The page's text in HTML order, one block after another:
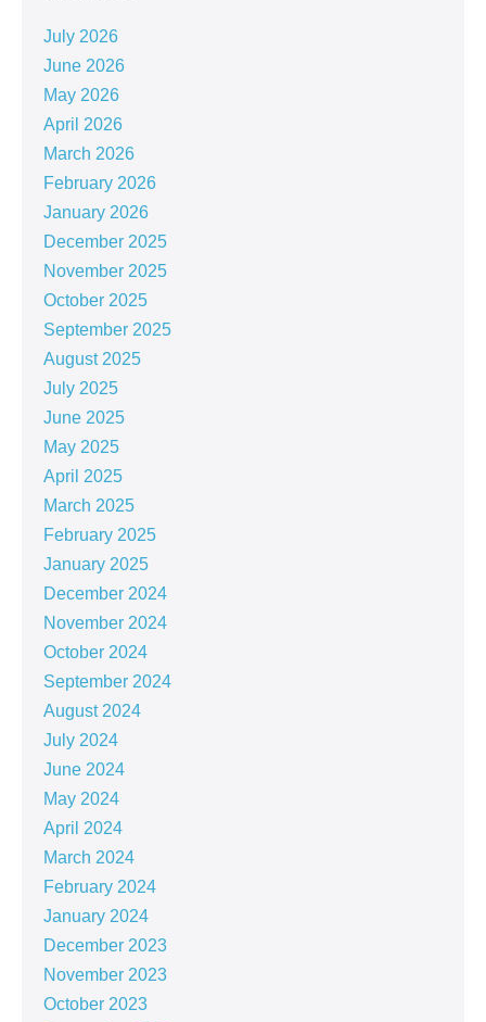
July 2026
June 2026
May 2026
April 2026
March 2026
February 2026
January 2026
December 2025
November 2025
October 2025
September 2025
August 2025
July 2025
June 2025
May 2025
April 2025
March 2025
February 2025
January 2025
December 2024
November 2024
October 2024
September 2024
August 2024
July 2024
June 2024
May 2024
April 2024
March 2024
February 2024
January 2024
December 2023
November 2023
October 2023